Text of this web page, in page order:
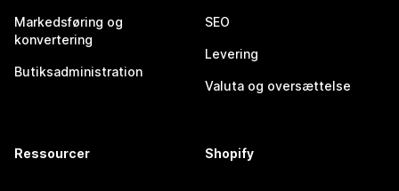
Markedsføring og
konvertering
Butiksadministration
SEO
Levering
Valuta og oversættelse
Ressourcer Shopify